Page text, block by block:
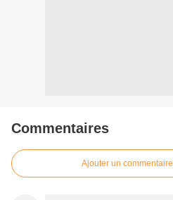
Commentaires
Ajouter un commentaire